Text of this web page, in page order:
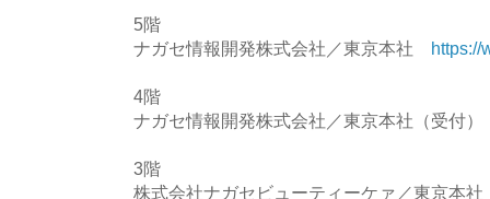
5階
ナガセ情報開発株式会社／東京本社 https://
4階
ナガセ情報開発株式会社／東京本社（受付）
3階
株式会社ナガセビューティーケァ／東京本